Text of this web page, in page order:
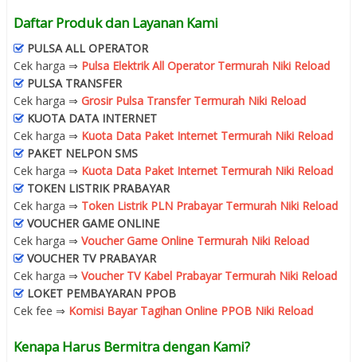
Daftar Produk dan Layanan Kami
PULSA ALL OPERATOR
Cek harga ⇒ Pulsa Elektrik All Operator Termurah Niki Reload
PULSA TRANSFER
Cek harga ⇒ Grosir Pulsa Transfer Termurah Niki Reload
KUOTA DATA INTERNET
Cek harga ⇒ Kuota Data Paket Internet Termurah Niki Reload
PAKET NELPON SMS
Cek harga ⇒ Kuota Data Paket Internet Termurah Niki Reload
TOKEN LISTRIK PRABAYAR
Cek harga ⇒ Token Listrik PLN Prabayar Termurah Niki Reload
VOUCHER GAME ONLINE
Cek harga ⇒ Voucher Game Online Termurah Niki Reload
VOUCHER TV PRABAYAR
Cek harga ⇒ Voucher TV Kabel Prabayar Termurah Niki Reload
LOKET PEMBAYARAN PPOB
Cek fee ⇒ Komisi Bayar Tagihan Online PPOB Niki Reload
Kenapa Harus Bermitra dengan Kami?